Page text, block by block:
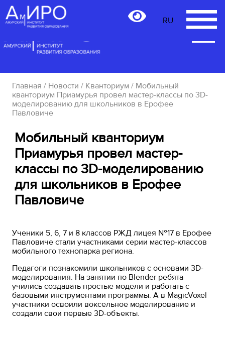
RU
Главная / Новости / Кванториум / Мобильный
кванториум Приамурья провел мастер-классы по 3D-
моделированию для школьников в Ерофее
Павловиче
Мобильный кванториум
Приамурья провел мастер-
классы по 3D-моделированию
для школьников в Ерофее
Павловиче
Ученики 5, 6, 7 и 8 классов РЖД лицея №17 в Ерофее
Павловиче стали участниками серии мастер-классов
мобильного технопарка региона.
Педагоги познакомили школьников с основами 3D-
моделирования. На занятии по Blender ребята
учились создавать простые модели и работать с
базовыми инструментами программы. А в MagicVoxel
участники освоили воксельное моделирование и
создали свои первые 3D-объекты.